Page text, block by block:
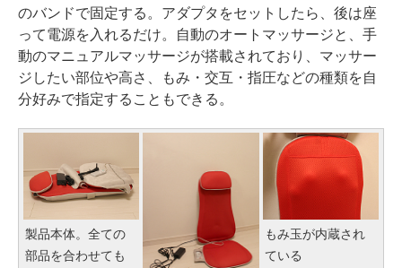
のバンドで固定する。アダプタをセットしたら、後は座
って電源を入れるだけ。自動のオートマッサージと、手
動のマニュアルマッサージが搭載されており、マッサー
ジしたい部位や高さ、もみ・交互・指圧などの種類を自
分好みで指定することもできる。
製品本体。全ての
部品を合わせても
もみ玉が内蔵され
ている